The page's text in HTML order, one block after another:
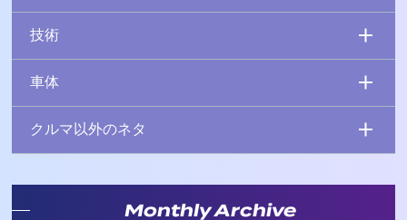
技術
車体
クルマ以外のネタ
Monthly Archive